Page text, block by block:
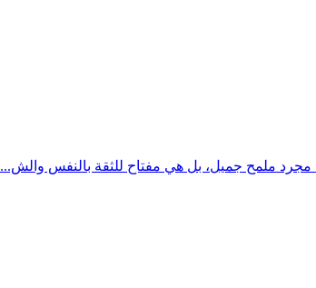
مجرد ملمح جميل، بل هي مفتاح للثقة بالنفس والش...